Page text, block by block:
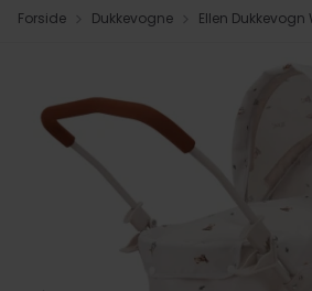
Forside Dukkevogne Ellen